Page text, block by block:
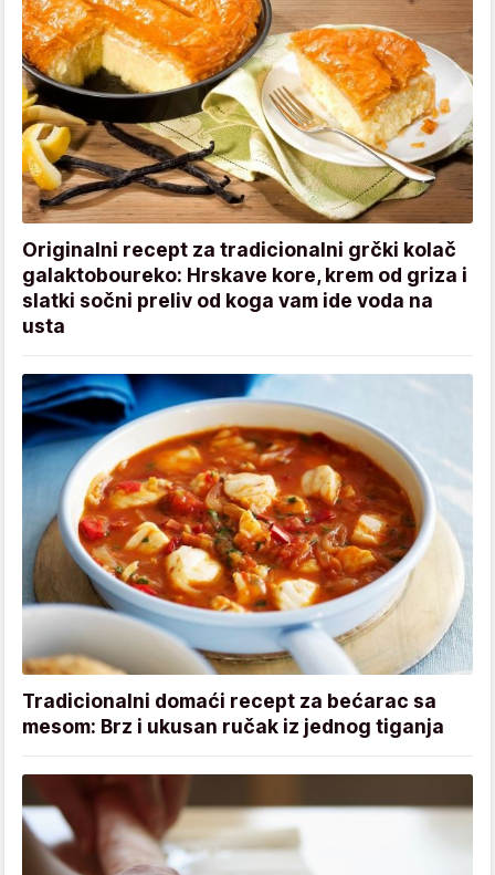
Originalni recept za tradicionalni grčki kolač
galaktoboureko: Hrskave kore, krem od griza i
slatki sočni preliv od koga vam ide voda na
usta
Tradicionalni domaći recept za bećarac sa
mesom: Brz i ukusan ručak iz jednog tiganja